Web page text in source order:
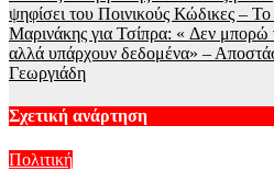
ψηφίσει του Ποινικούς Κώδικες –
Μαρινάκης για Τσίπρα: « Δεν μπορώ
αλλά υπάρχουν δεδομένα» –
Γεωργιάδη
Σχετική ανάρτηση
Πολιτική